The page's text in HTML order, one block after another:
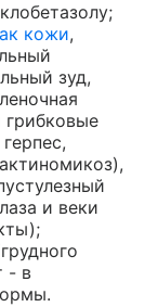
кожи,
зуд,
грибковые
и веки
- в